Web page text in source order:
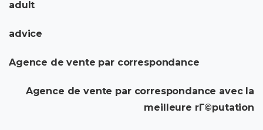
adult
advice
Agence de vente par correspondance
Agence de vente par correspondance avec la
meilleure rГ©putation